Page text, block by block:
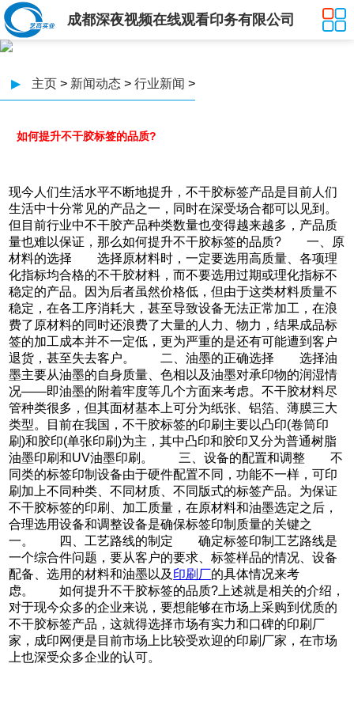
成都深夜视频在线观看印务有限公司
▶ 主页 > 新闻动态 > 行业新闻 >
如何提升不干胶标签的品质?
现今人们生活水平不断地提升，不干胶标签产品是目前人们
生活中十分常见的产品之一，同时在深受场合都可以见到。
但目前行业中不干胶产品种类数量也变得越来越多，产品质
量也难以保证，那么如何提升不干胶标签的品质? 一、原
材料的选择 选择原材料时，一定要选用高质量、各项理
化指标均合格的不干胶材料，而不要选用过期或理化指标不
稳定的产品。因为后者虽然价格低，但由于这类材料质量不
稳定，在各工序消耗大，甚至导致设备无法正常加工，在浪
费了原材料的同时还浪费了大量的人力、物力，结果成品标
签的加工成本并不一定低，更为严重的是还有可能遭到客户
退货，甚至失去客户。 二、油墨的正确选择 选择油
墨主要从油墨的自身质量、色相以及油墨对承印物的润湿情
况——即油墨的附着牢度等几个方面来考虑。不干胶材料尽
管种类很多，但其面材基本上可分为纸张、铝箔、薄膜三大
类型。目前在我国，不干胶标签的印刷主要以凸印(卷筒印
刷)和胶印(单张印刷)为主，其中凸印和胶印又分为普通树脂
油墨印刷和UV油墨印刷。 三、设备的配置和调整 不
同类的标签印制设备由于硬件配置不同，功能不一样，可印
刷加上不同种类、不同材质、不同版式的标签产品。为保证
不干胶标签的印刷、加工质量，在原材料和油墨选定之后，
合理选用设备和调整设备是确保标签印制质量的关键之
一。 四、工艺路线的制定 确定标签印制工艺路线是
一个综合件问题，要从客户的要求、标签样品的情况、设备
配备、选用的材料和油墨以及 印刷厂的具体情况来考
虑。 如何提升不干胶标签的品质?上述就是相关的介绍，
对于现今众多的企业来说，要想能够在市场上采购到优质的
不干胶标签产品，这就得选择市场有实力和口碑的印刷厂
家，成印网便是目前市场上比较受欢迎的印刷厂家，在市场
上也深受众多企业的认可。